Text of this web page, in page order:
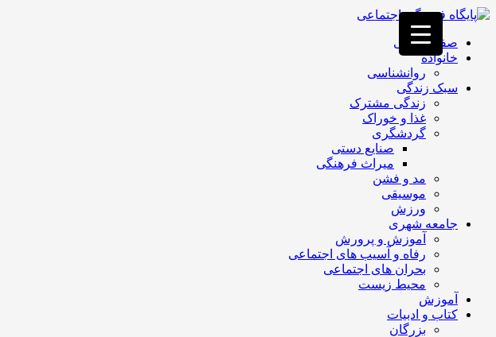
فصد
غرب
تهران
خشکشویی
تصفیه
تهران
صفحه اصلی
خانواده
روانشناسی
سبک زندگی
زندگی مشترک
غذا و خوراک
گردشگری
صنایع دستی
میراث فرهنگی
مد و فشن
موسیقی
ورزش
جامعه شهری
آموزش و پرورش
رفاه و آسیب های اجتماعی
بحران های اجتماعی
محیط زیست
آموزش
کتاب و ادبیات
بزرگان